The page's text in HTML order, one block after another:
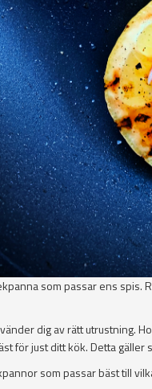
som passar ens spis.
dig av rätt utrustning.
för just ditt kök. Detta gäller
som passar bäst till